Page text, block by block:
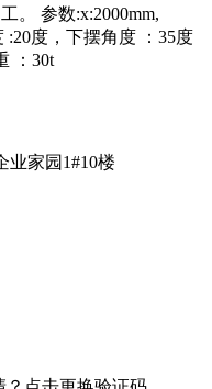
。 参数:x:2000mm,
:20度，下摆角度 ：35度
：30t
业家园1#10楼